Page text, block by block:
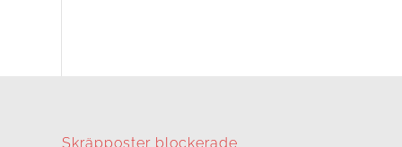
Skräpposter blockerade